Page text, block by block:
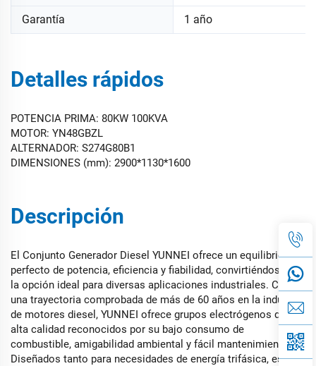
Garantía 1 año
Detalles rápidos
POTENCIA PRIMA: 80KW 100KVA
MOTOR: YN48GBZL
ALTERNADOR: S274G80B1
DIMENSIONES (mm): 2900*1130*1600
Descripción
El Conjunto Generador Diesel YUNNEI ofrece un equilibrio
perfecto de potencia, eficiencia y fiabilidad, convirtiéndose en
la opción ideal para diversas aplicaciones industriales. Con
una trayectoria comprobada de más de 60 años en la industria
de motores diesel, YUNNEI ofrece grupos electrógenos de
alta calidad reconocidos por su bajo consumo de
combustible, amigabilidad ambiental y fácil mantenimiento.
Diseñados tanto para necesidades de energía trifásica, estos